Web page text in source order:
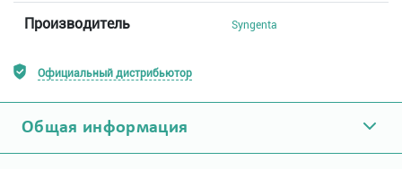
Производитель Syngenta
Официальный дистрибьютор
Общая информация